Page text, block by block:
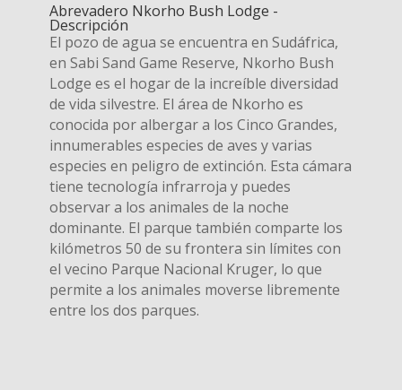
Abrevadero Nkorho Bush Lodge -
Descripción
El pozo de agua se encuentra en Sudáfrica,
en Sabi Sand Game Reserve, Nkorho Bush
Lodge es el hogar de la increíble diversidad
de vida silvestre. El área de Nkorho es
conocida por albergar a los Cinco Grandes,
innumerables especies de aves y varias
especies en peligro de extinción. Esta cámara
tiene tecnología infrarroja y puedes
observar a los animales de la noche
dominante. El parque también comparte los
kilómetros 50 de su frontera sin límites con
el vecino Parque Nacional Kruger, lo que
permite a los animales moverse libremente
entre los dos parques.